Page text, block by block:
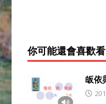
你可能還會喜歡看
皈依